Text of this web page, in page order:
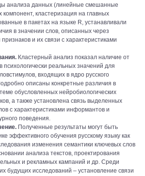
анализа данных (линейные смешанные
кластеризация на главных
в пакетах на языке R, устанавливали
в значении слов, описанных через
и их связи с характеристиками
Кластерный анализ показал наличие от
психологически реальных значений для
входящих в ядро русского
описаны конкретные различия в
обусловленных нейробиологических
а также установлена связь выделенных
с характеристиками информантов и
поведения.
Полученные результаты могут быть
эффективного обучения русскому языку как
изменения семантики ключевых слов
анализа текстов, проектирования
и рекламных кампаний и др. Среди
будущих исследований – установление связи